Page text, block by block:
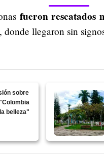
fueron rescatados
llegaron sin
sobre
belleza"